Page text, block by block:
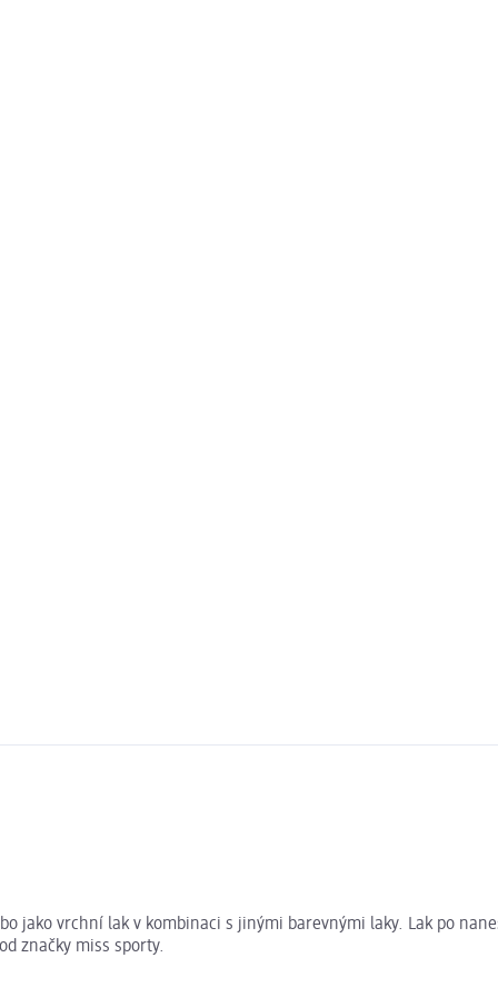
jako vrchní lak v kombinaci s jinými barevnými laky. Lak po
značky miss sporty.